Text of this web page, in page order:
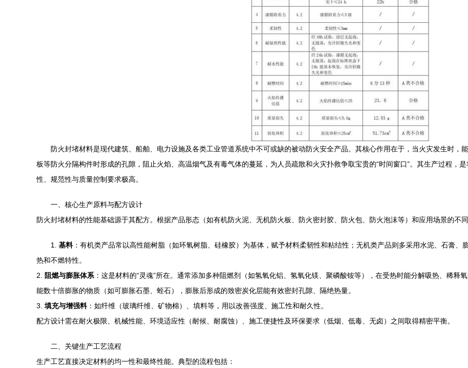
防火封堵材料是现代建筑、船舶、电力设施及各类工业管道系统中不可或缺的被动防火安全产品。其核心作用在于，当火灾发生时，
板等防火分隔构件时形成的孔隙，阻止火焰、高温烟气及有毒气体的蔓延，为人员疏散和火灾扑救争取宝贵的“时间窗口”。其生产过程，
性、规范性与质量控制要求极高。
一、核心生产原料与配方设计
防火封堵材料的性能基础源于其配方。根据产品形态（如有机防火泥、无机防火板、防火密封胶、防火包、防火泡沫等）和应用场景的不
1. 基料：有机类产品常以高性能树脂（如环氧树脂、硅橡胶）为基体，赋予材料柔韧性和粘结性；无机类产品则多采用水泥、石膏、
热和不燃特性。
2.
阻燃与膨胀体系 ：这是材料的“灵魂”所在。通常添加多种阻燃剂（如氢氧化铝、氢氧化镁、聚磷酸铵等），在受热时能分解吸热、稀释
能数十倍膨胀的物质（如可膨胀石墨、蛭石），膨胀后形成的致密炭化层能有效密封孔隙、隔绝热量。
3. 填充与增强料：如纤维（玻璃纤维、矿物棉）、填料等，用以改善强度、施工性和耐久性。
配方设计需在耐火极限、机械性能、环境适应性（耐候、耐腐蚀）、施工便捷性及环保要求（低烟、低毒、无卤）之间取得精密平衡。
二、关键生产工艺流程
生产工艺直接决定材料的均一性和最终性能。典型的流程包括：